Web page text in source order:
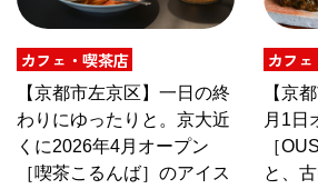
カフェ・喫茶店
【京都市左京区】一日の終
わりにゆったりと。京大近
くに2026年4月オープン
［喫茶こるんば］のアイス
カフ
【京
月1日
［
と、